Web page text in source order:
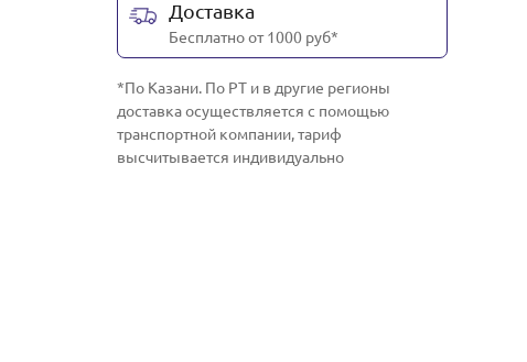
Доставка
Бесплатно от 1000 руб*
*По Казани. По РТ и в другие регионы
доставка осуществляется с помощью
транспортной компании, тариф
высчитывается индивидуально